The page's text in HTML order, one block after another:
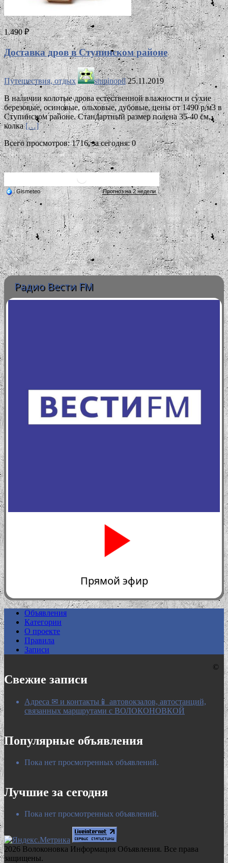
1.490 ₽
Доставка дров в Ступинском районе
Путешествия, отдых stupinopil 25.11.2019
В наличии колотые дрова естественной влажности и сухие
березовые, осиновые, ольховые, дубовые, цены от 1490 р/м3 в
Ступинском районе. Стандартный размер полена 35-40 см,
колка[…]
Всего просмотров: 1716, за сегодня: 0
Радио Вести FM
0:00
Прямой эфир
Объявления
Категории
О проекте
Правила
Записи
Свежие записи
Адреса ✉ и контакты📱 автовокзалов, автостанций,
связанных маршрутами с ВОЛОКОНОВКОЙ
Популярные объявления
Пока нет просмотренных объявлений.
Лучшие за сегодня
Пока нет просмотренных объявлений.
©
2026 Волоконовка Информация Объявления. Все права
защищены.